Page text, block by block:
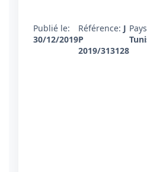
Publié le:
30/12/2019
Référence: J
P
2019/313128